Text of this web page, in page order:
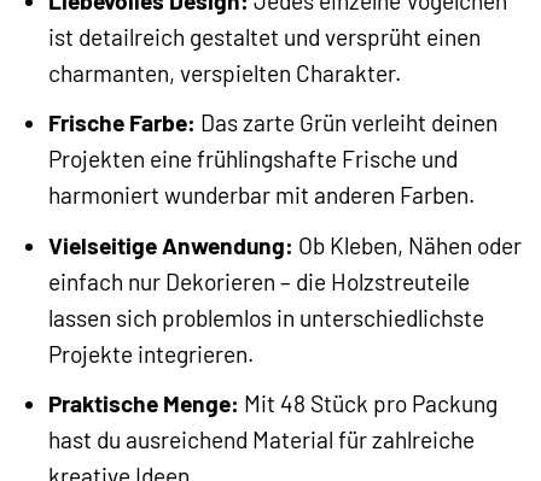
ist detailreich gestaltet und versprüht einen
charmanten, verspielten Charakter.
Frische Farbe: Das zarte Grün verleiht deinen
Projekten eine frühlingshafte Frische und
harmoniert wunderbar mit anderen Farben.
Vielseitige Anwendung: Ob Kleben, Nähen oder
einfach nur Dekorieren – die Holzstreuteile
lassen sich problemlos in unterschiedlichste
Projekte integrieren.
Praktische Menge: Mit 48 Stück pro Packung
hast du ausreichend Material für zahlreiche